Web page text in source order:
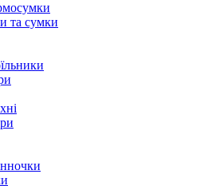
та сумки